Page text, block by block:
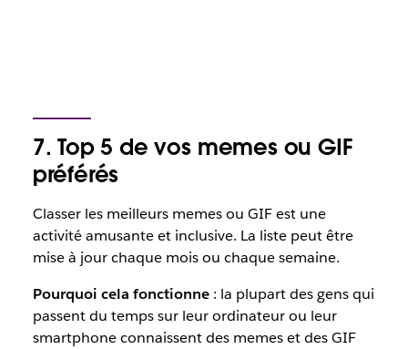
7. Top 5 de vos memes ou GIF
préférés
Classer les meilleurs memes ou GIF est une
activité amusante et inclusive. La liste peut être
mise à jour chaque mois ou chaque semaine.
Pourquoi cela fonctionne: la plupart des gens qui
passent du temps sur leur ordinateur ou leur
smartphone connaissent des memes et des GIF